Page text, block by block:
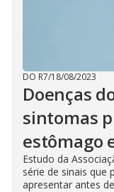
DO R7/18/08/2023
Doenças
sintomas
estômago
Estudo da
série de sinais que
apresentar antes